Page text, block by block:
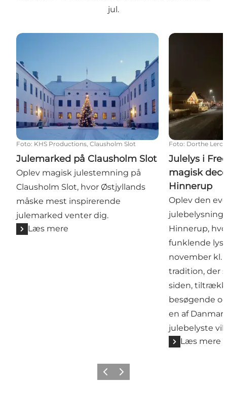
jul.
Julemarked på Clausholm Slot
Foto: KHS Productions, Clausholm Slot
Julemarked på Clausholm Slot
Oplev magisk julestemning på
Clausholm Slot, hvor Østjyllands
måske mest inspirerende
julemarked venter dig.
Læs mere
Julelys i
Foto: Dorthe
Julelys i
magisk
Hinnerup
Oplev den
julebelysning
Hinnerup,
funklende lys
november kl.
tradition, der
siden,
besøgende
en af
julebelyste
Læs mere
ForrigeNæste